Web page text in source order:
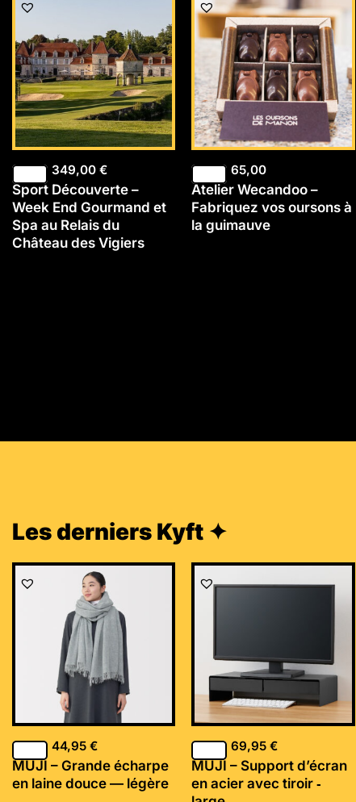
349,00 €
Sport Découverte –
Week End Gourmand et
Spa au Relais du
Château des Vigiers
65,00
Atelier Wecandoo –
Fabriquez vos oursons à
la guimauve
Les derniers Kyft ✦
44,95 €
MUJI – Grande écharpe
en laine douce — légère
69,95€
MUJI – Support d’écran
en acier avec tiroir ‐